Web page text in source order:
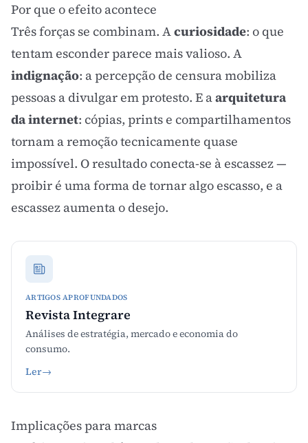
Por que o efeito acontece
Três forças se combinam. Acuriosidade: o que
tentam esconder parece mais valioso. A
indignação: a percepção de censura mobiliza
pessoas a divulgar em protesto. E aarquitetura
da internet: cópias, prints e compartilhamentos
tornam a remoção tecnicamente quase
impossível. O resultado conecta-se àescassez—
proibir é uma forma de tornar algo escasso, e a
escassez aumenta o desejo.
ARTIGOS APROFUNDADOS
Revista Integrare
Análises de estratégia, mercado e economia do
consumo.
Ler→
Implicações para marcas